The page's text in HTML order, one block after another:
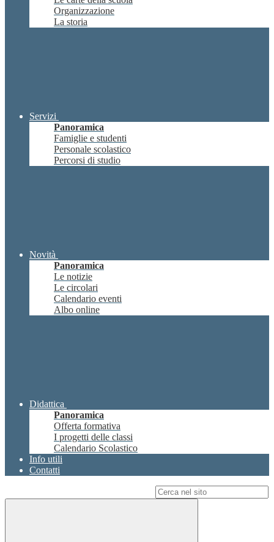
Organizzazione
La storia
Servizi
Panoramica
Famiglie e studenti
Personale scolastico
Percorsi di studio
Novità
Panoramica
Le notizie
Le circolari
Calendario eventi
Albo online
Didattica
Panoramica
Offerta formativa
I progetti delle classi
Calendario Scolastico
Info utili
Contatti